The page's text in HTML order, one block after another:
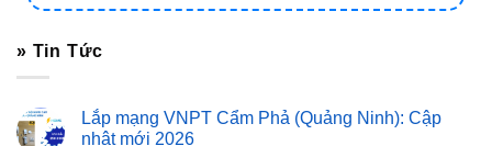
» Tin Tức
Lắp mạng VNPT Cẩm Phả (Quảng Ninh): Cập
nhật mới 2026